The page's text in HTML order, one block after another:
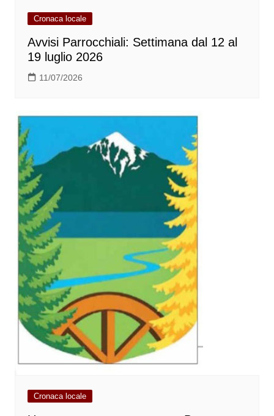
Cronaca locale
Avvisi Parrocchiali: Settimana dal 12 al
19 luglio 2026
11/07/2026
Cronaca locale